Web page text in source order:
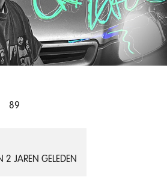
89
2 JAREN GELEDEN